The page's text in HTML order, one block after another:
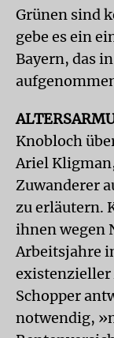
Grünen sind
gebe es ein
Bayern, das
Knobloch
Ariel
Zuwanderer
zu erläutern.
ihnen wegen
Arbeitsjahre
existenzieller
Schopper
notwendig,